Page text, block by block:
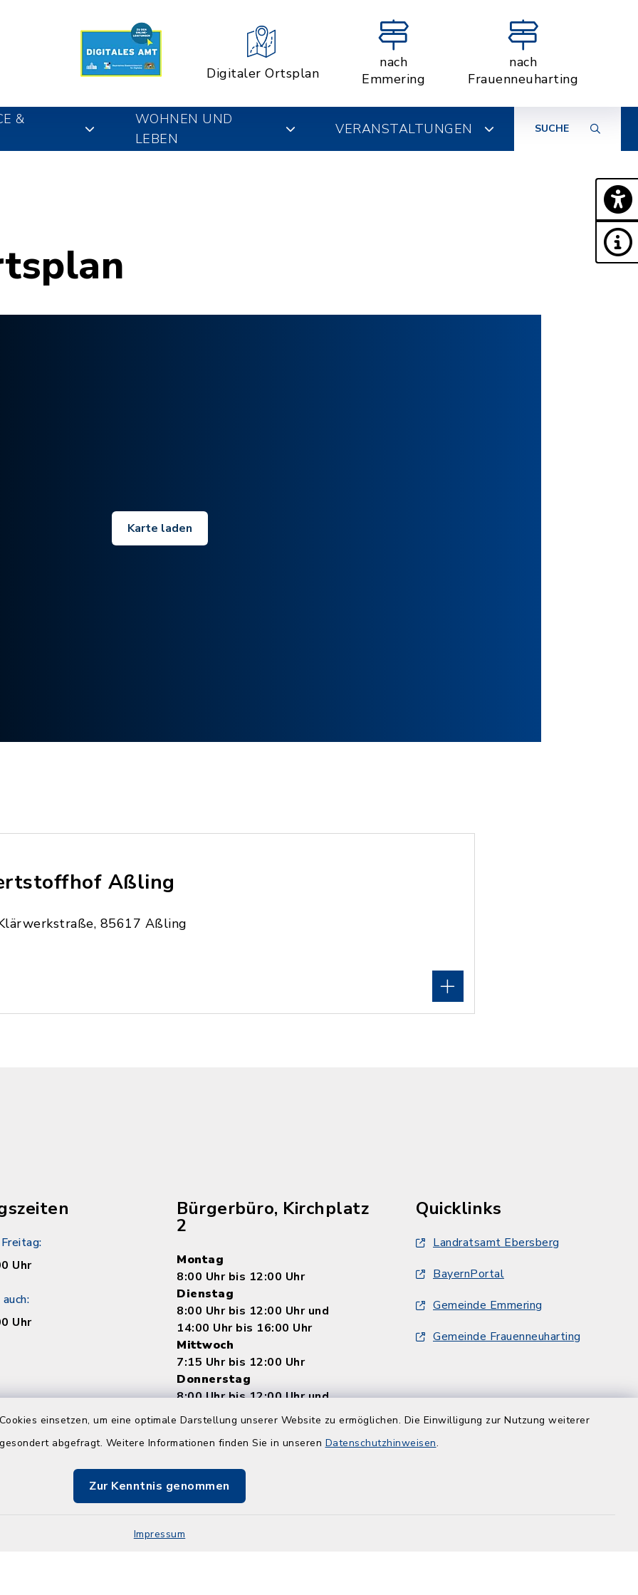
einsetzen, um eine optimale Darstellung unserer Website zu ermöglichen. Die Einwilligung zur Nutzung weiterer
abgefragt. Weitere Informationen finden Sie in unseren Datenschutzhinweisen.
Zur Kenntnis genommen
Impressum
Digitaler Ortsplan
nach
Emmering
nach
Frauenneuharting
&
WOHNEN UND
LEBEN
VERANSTALTUNGEN SUCHE
Karte laden
Aßling
85617 Aßling
Uhr
Uhr
Bürgerbüro, Kirchplatz
2
Montag
8:00 Uhr bis 12:00 Uhr
Dienstag
8:00 Uhr bis 12:00 Uhr und
14:00 Uhr bis 16:00 Uhr
Mittwoch
7:15 Uhr bis 12:00 Uhr
Donnerstag
8:00 Uhr bis 12:00 Uhr und
14:00 bis 18:00 Uhr
8:00 Uhr bis 12:00 Uhr
Quicklinks
Landratsamt Ebersberg
BayernPortal
Gemeinde Emmering
Gemeinde Frauenneuharting